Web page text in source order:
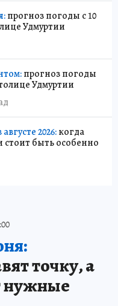
прогноз погоды с 10
Удмуртии
прогноз погоды
Удмуртии
2026:когда
быть особенно
точку, а
нужные